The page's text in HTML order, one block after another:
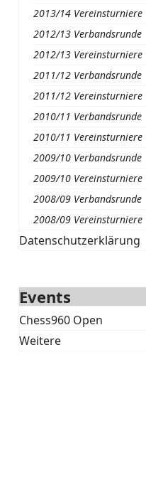
2013/14 Vereinsturniere
2012/13 Verbandsrunde
2012/13 Vereinsturniere
2011/12 Verbandsrunde
2011/12 Vereinsturniere
2010/11 Verbandsrunde
2010/11 Vereinsturniere
2009/10 Verbandsrunde
2009/10 Vereinsturniere
2008/09 Verbandsrunde
2008/09 Vereinsturniere
Datenschutzerklärung
Events
Chess960 Open
Weitere